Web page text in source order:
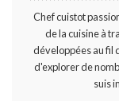
Chef cuistot
de la cuisine à
développées au fil
d'explorer de
suis